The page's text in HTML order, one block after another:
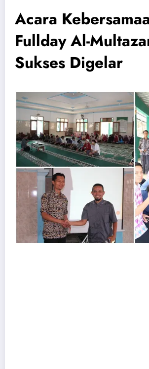
Acara
Fullday Al-
Sukses Digelar